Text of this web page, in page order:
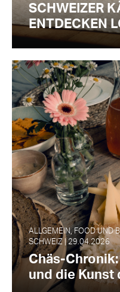
SCHWEIZER
ENTDECKEN
ALLGEMEIN, FOOD UND
SCHWEIZ | 29.04.2026
Chäs-
und die Kunst